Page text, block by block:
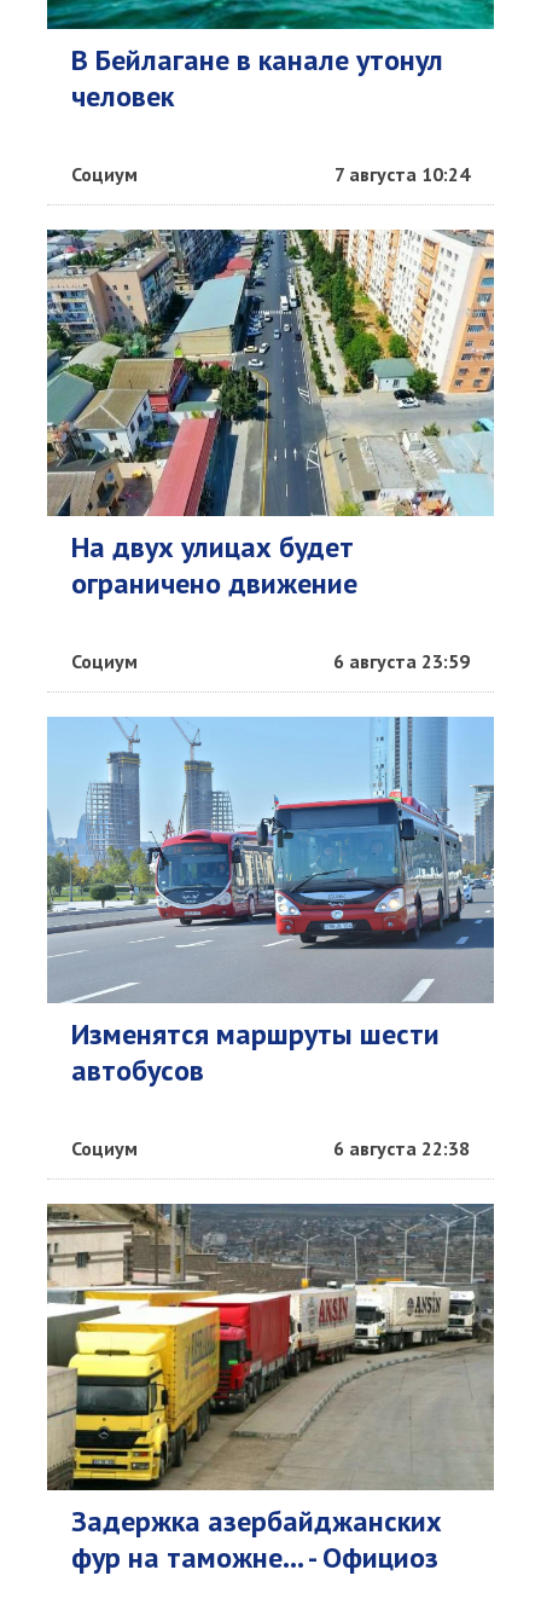
В Бейлагане в канале утонул
человек
Социум 7 августа 10:24
На двух улицах будет
ограничено движение
Социум 6 августа 23:59
Изменятся маршруты шести
автобусов
Социум 6 августа 22:38
Задержка азербайджанских
фур на таможне... - Официоз